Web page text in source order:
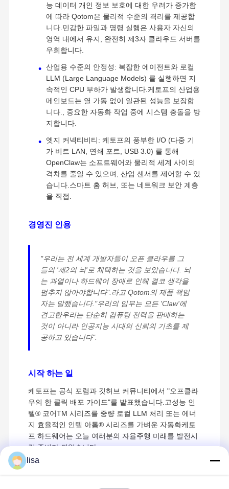
능 데이터 개인 정보 보호에 대한 우려가 증가함
에 따라 Qotom은 물리적 수준의 격리를 제공합
니다.민감한 파일과 명령 실행은 사용자 자신의
영역 내에서 유지, 완전히 제3자 클라우드 서버를
우회합니다.
산업용 수준의 안정성: 복잡한 에이전트와 로컬
LLM (Large Language Models) 를 실행하면 지
속적인 CPU 부하가 발생합니다.케토프의 산업용
메인보드는 열 가동 없이 일관된 성능을 보장합
니다., 중요한 자동화 작업 중에 시스템 충돌을 방
지합니다.
엣지 커넥티비티: 케토프의 풍부한 I/O (다중 기
가 비트 LAN, 연쇄 포트, USB 3.0) 를 통해
OpenClaw는 소프트웨어와 물리적 세계 사이의
격차를 줄일 수 있으며, 산업 센서를 제어할 수 있
습니다.스마트 홈 허브, 또는 네트워크 보안 계층
을 직접.
경영진 인용
"우리는 전 세계 개발자들이 오픈 클라우를 그
들의 '제2의 뇌'로 채택하는 것을 보았습니다. 뇌
는 과열이나 하드웨어 장애로 인해 결코 생각을
멈추지 않아야합니다".라고 Qotom의 제품 책임
자는 말했습니다."우리의 임무는 모든 'Claw'에
견고한우리는 단순히 컴퓨팅 전력을 판매하는
것이 아니라 인공지능 시대의 신뢰의 기초를 제
공하고 있습니다".
시작 하는 일
케토프는 공식 포럼과 깃허브 커뮤니티에서 "오프클라
우의 한 클릭 배포 가이드"를 발표했습니다.고성능 인
텔® 코어TM 시리즈를 중량 로컬 LLM 처리 또는 에너
지 효율적인 인텔 아톰® 시리즈를 가벼운 자동화케토
프 하드웨어는 오늘 여러분의 자율주행 미래를 발전시
킬 준비가 되었습니다.
Kettop Technology – 고성능 미니 PC 및 네
트워킹 솔루션
lisa